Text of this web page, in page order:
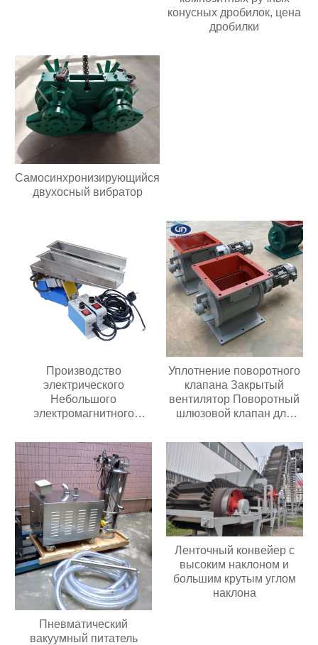
конусных дробилок, цена
дробилки
Самосинхронизирующийся
двухосный вибратор
Производство
электрического
Небольшого
электромагнитного
вибрирующего лоткового
питателя с контроллером
Уплотнение поворотного
клапана Закрытый
вентилятор Поворотный
шлюзовой клапан для
гранул
Пневматический
вакуумный питатель
Ленточный конвейер с
высоким наклоном и
большим крутым углом
наклона